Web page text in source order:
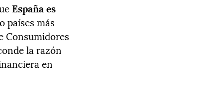
España es
países más
Consumidores
la razón
en